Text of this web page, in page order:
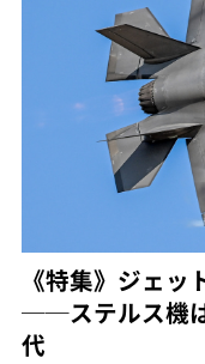
《特集》ジェッ
──ステルス機
代